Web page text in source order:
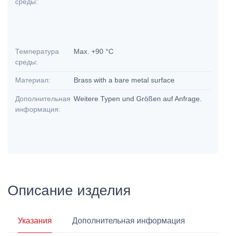
Температура
среды:
Max. +90 °C
Материал: Brass with a bare metal surface
Дополнительная
информация:
Weitere Typen und Größen auf Anfrage.
Описание изделия
Указания Дополнительная информация